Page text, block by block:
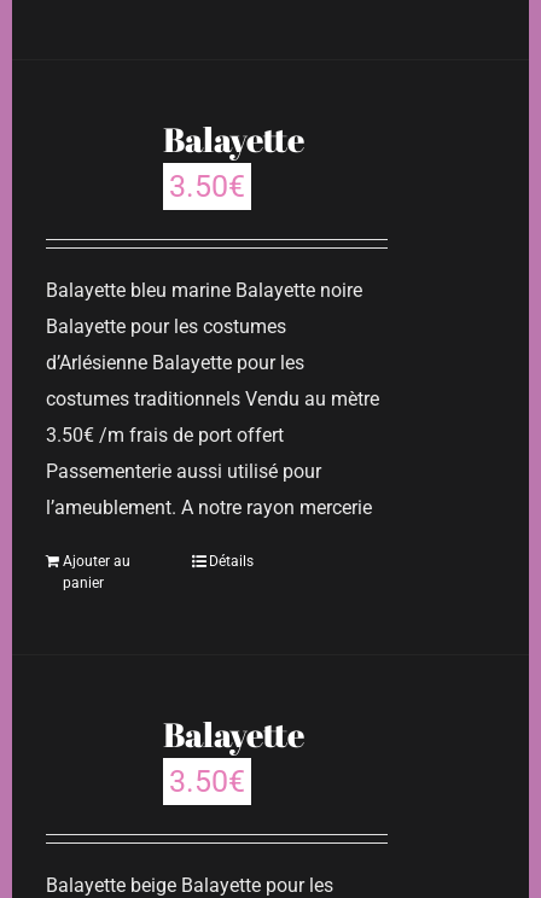
Balayette
3.50€
Balayette bleu marine Balayette noire
Balayette pour les costumes
d’Arlésienne Balayette pour les
costumes traditionnels Vendu au mètre
3.50€ /m frais de port offert
Passementerie aussi utilisé pour
l’ameublement. A notre rayon mercerie
Ajouter au
panier
Détails
Balayette
3.50€
Balayette beige Balayette pour les